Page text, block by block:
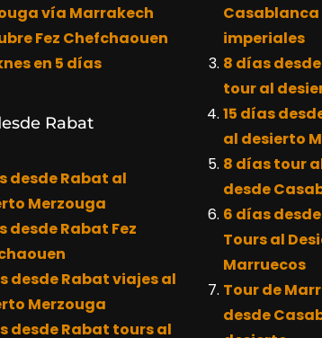
vía Marrakech
Fez Chefchaouen
en 5 días
Rabat
desde Rabat al
Merzouga
desde Rabat Fez
desde Rabat viajes al
Merzouga
desde Rabat tours al
imperiales
8 días
tour al
15 días
al desierto
8 días tour
desde
6 días
Tours al
Marruecos
Tour de
desde